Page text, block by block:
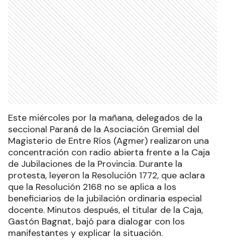
Este miércoles por la mañana, delegados de la
seccional Paraná de la Asociación Gremial del
Magisterio de Entre Ríos (Agmer) realizaron una
concentración con radio abierta frente a la Caja
de Jubilaciones de la Provincia. Durante la
protesta, leyeron la Resolución 1772, que aclara
que la Resolución 2168 no se aplica a los
beneficiarios de la jubilación ordinaria especial
docente. Minutos después, el titular de la Caja,
Gastón Bagnat, bajó para dialogar con los
manifestantes y explicar la situación.